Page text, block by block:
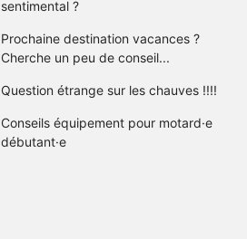
sentimental ?
Prochaine destination vacances ?
Cherche un peu de conseil...
Question étrange sur les chauves !!!!
Conseils équipement pour motard·e
débutant·e